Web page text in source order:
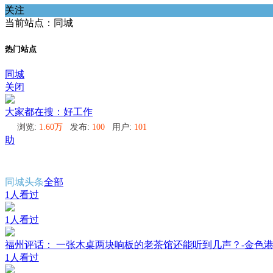
关注
当前站点：同城
热门站点
同城
关闭
大家都在搜：好工作
浏览: 1.60万 发布: 100 用户: 101
助
同城头条全部
1人看过
1人看过
福州评话： 一张木桌两块响板的老茶馆还能听到几声？-金色
1人看过